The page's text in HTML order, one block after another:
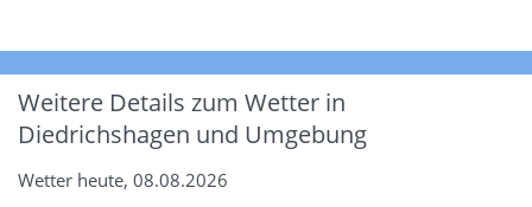
Weitere Details zum Wetter in
Diedrichshagen und Umgebung
Wetter heute, 08.08.2026